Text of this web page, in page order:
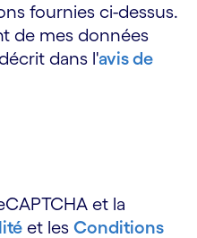
fournies ci-dessus.
de mes données
dans l'avis de
et la
et les Conditions